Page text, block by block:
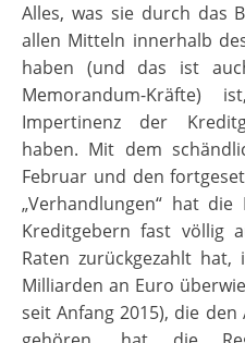
Alles, was sie durch das
allen Mitteln innerhalb
haben (und das ist
Memorandum-
Impertinenz der
haben. Mit dem
Februar und den
„Verhandlungen“ hat
Kreditgebern fast völlig
Raten zurückgezahlt
Milliarden an Euro
seit Anfang 2015), die